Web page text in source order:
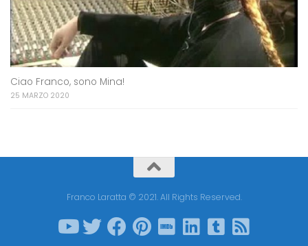
Ciao Franco, sono Mina!
25 MARZO 2020
Franco Laratta © 2021. All Rights Reserved.